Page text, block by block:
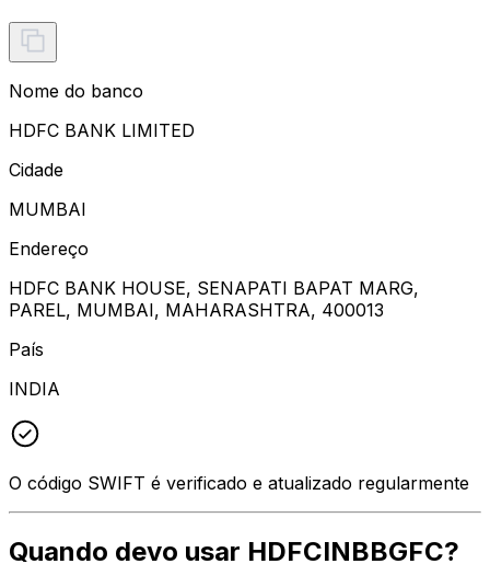
Nome do banco
HDFC BANK LIMITED
Cidade
MUMBAI
Endereço
HDFC BANK HOUSE, SENAPATI BAPAT MARG,
PAREL, MUMBAI, MAHARASHTRA, 400013
País
INDIA
O código SWIFT é verificado e atualizado regularmente
Quando devo usar HDFCINBBGFC?